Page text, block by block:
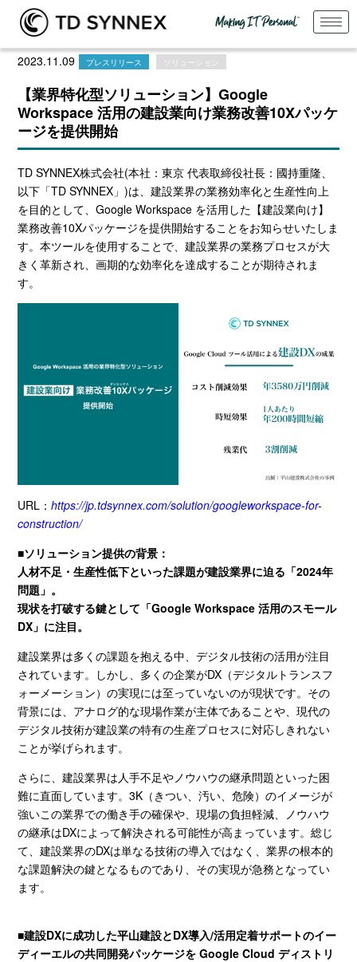
2023.11.09 プレスリリース ソリューション
【業界特化型ソリューション】Google
Workspace 活用の建設業向け業務改善10Xパッケ
ージを提供開始
TD SYNNEX株式会社(本社：東京 代表取締役社長：國持重隆、
以下「TD SYNNEX 」)は、建設業界の業務効率化と生産性向上
を目的として、Google Workspace を活用した【建設業向け】
業務改善10Xパッケージを提供開始することをお知らせいたしま
す。本ツールを使用することで、建設業界の業務プロセスが大
きく革新され、画期的な効率化を達成することが期待されま
す。
URL：https://jp.tdsynnex.com/solution/googleworkspace-for-
construction/
■ソリューション提供の背景：
人材不足・生産性低下といった課題が建設業界に迫る「2024年
問題」。
現状を打破する鍵として「Google Workspace 活用のスモール
DX」に注目。
建設業界は多くの課題を抱える中、デジタル技術の活用が注目
されています。しかし、多くの企業がDX （デジタルトランスフ
ォーメーション）の実現には至っていないのが現状です。その
背景には、アナログ的な現場作業が主体であることや、現代の
デジタル技術が建設業の特有の生産プロセスに対応しきれない
ことが挙げられます。
さらに、建設業界は人手不足やノウハウの継承問題といった困
難に直面しています。3K （きつい、汚い、危険）のイメージが
強いこの業界での働き手の確保や、現場の負担軽減、ノウハウ
の継承はDXによって解決される可能性が高まっています。総じ
て、建設業界のDXは単なる技術の導入ではなく、業界の根本的
な課題解決の鍵となるものであり、その実現が急務となってい
ます。
■建設DXに成功した平山建設とDX導入/活用定着サポートのイー
ディーエルの共同開発パッケージを Google Cloudディストリ